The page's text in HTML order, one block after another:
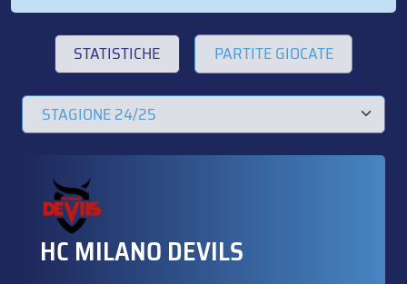
STATISTICHE PARTITE GIOCATE
HC MILANO DEVILS